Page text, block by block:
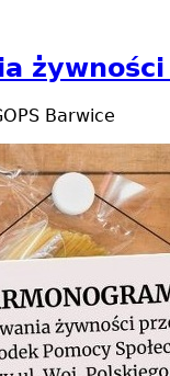
żywności
Barwice